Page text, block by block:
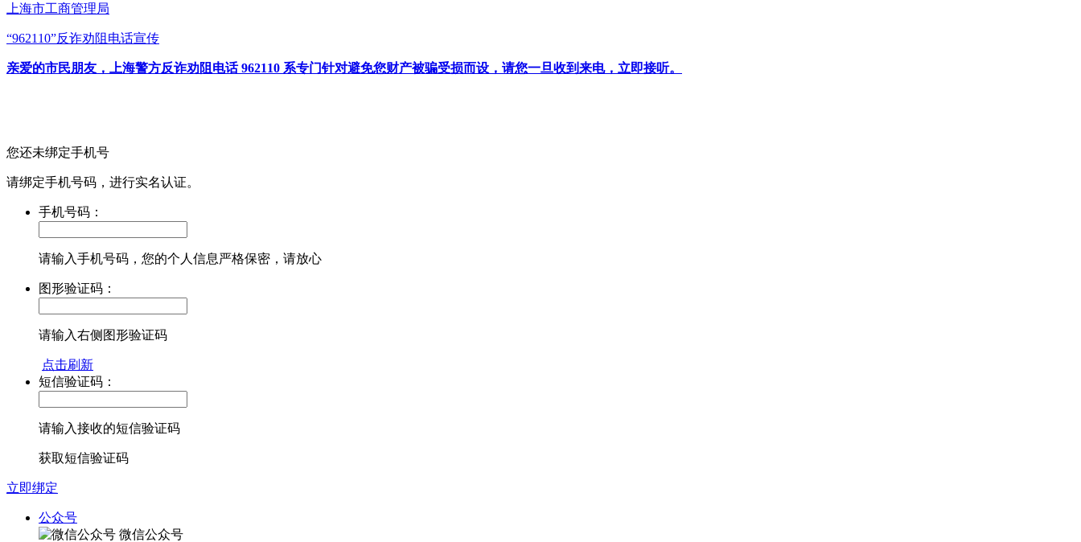
上海市工商管理局
“962110”反诈劝阻电话宣传
亲爱的市民朋友，上海警方反诈劝阻电话 962110 系专门针对避免您财产被骗受损而设，请您一旦收到来电，立即接听。
您还未绑定手机号
请绑定手机号码，进行实名认证。
手机号码：
请输入手机号码，您的个人信息严格保密，请放心
图形验证码：
请输入右侧图形验证码
点击刷新
短信验证码：
请输入接收的短信验证码
获取短信验证码
立即绑定
公众号
微信公众号